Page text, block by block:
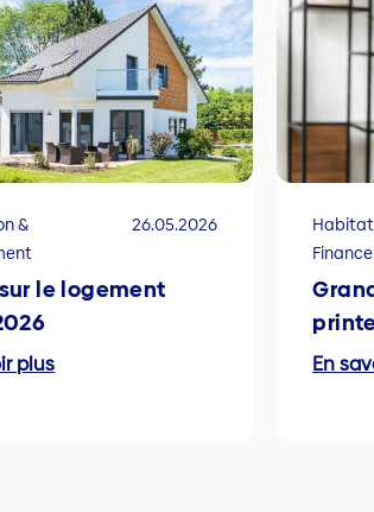
&
26.05.2026
le logement
plus En